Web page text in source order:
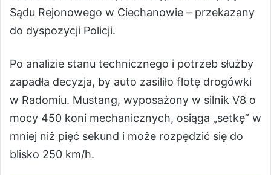
Sądu Rejonowego w Ciechanowie – przekazany
do dyspozycji Policji.
Po analizie stanu technicznego i potrzeb służby
zapadła decyzja, by auto zasiliło flotę drogówki
w Radomiu. Mustang, wyposażony w silnik V8 o
mocy 450 koni mechanicznych, osiąga „setkę” w
mniej niż pięć sekund i może rozpędzić się do
blisko 250 km/h.